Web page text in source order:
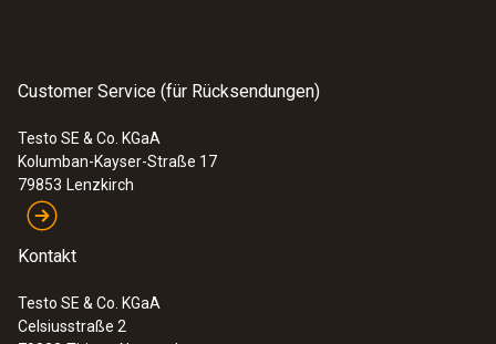
Customer Service (für Rücksendungen)
Testo SE & Co. KGaA
Kolumban-Kayser-Straße 17
79853 Lenzkirch
Kontakt
Testo SE & Co. KGaA
Celsiusstraße 2